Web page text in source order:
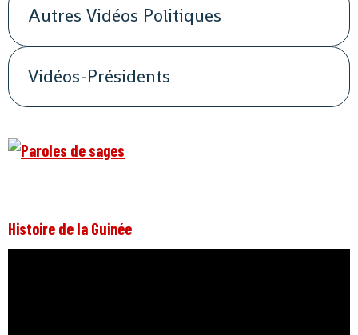
Autres Vidéos Politiques
Vidéos-Présidents
Histoire de la Guinée